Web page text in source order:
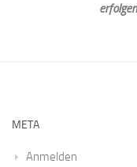
META
Anmelden